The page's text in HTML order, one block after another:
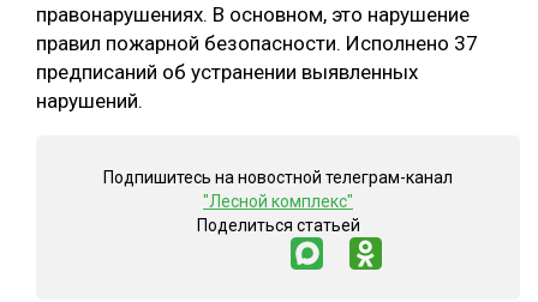
ЛОГИСТИКА
ПРОИЗВОДСТВО ДРЕВЕСНЫХ ПЛИТ
ЦБП
правонарушениях. В основном, это нарушение
правил пожарной безопасности. Исполнено 37
предписаний об устранении выявленных
нарушений.
Подпишитесь на новостной телеграм-канал
"Лесной комплекс"
Поделиться статьей